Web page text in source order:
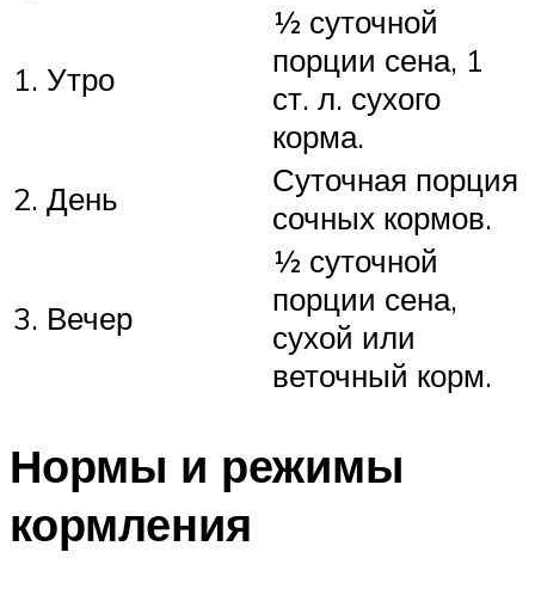
1. Утро
½ суточной
порции сена, 1
ст. л. сухого
корма.
2. День
Суточная порция
сочных кормов.
3. Вечер
½ суточной
порции сена,
сухой или
веточный корм.
Нормы и режимы
кормления